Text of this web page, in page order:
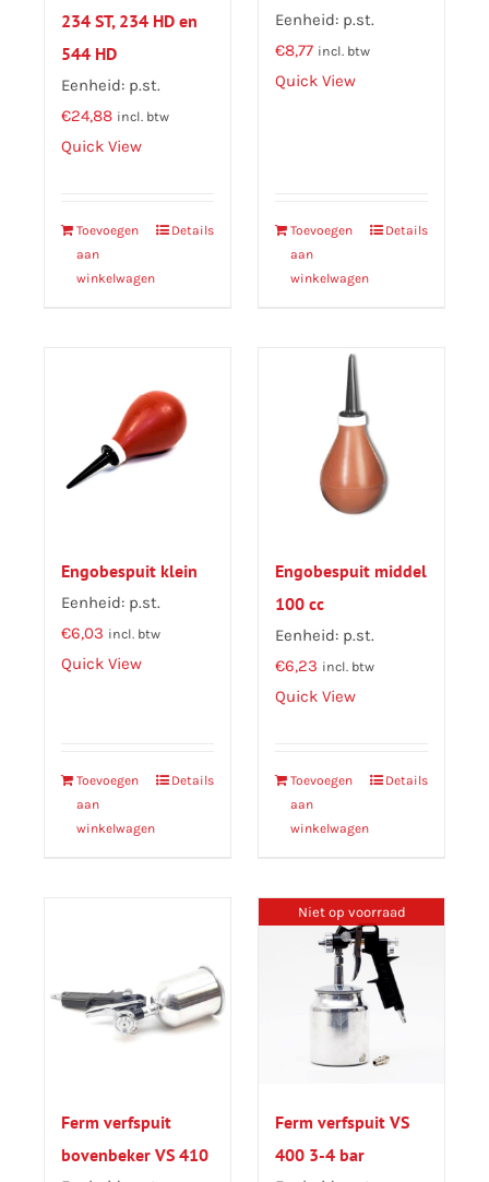
234 ST, 234 HD en
544 HD
Eenheid: p.st.
€24,88 incl. btw
Quick View
Toevoegen
aan
winkelwagen
Details
Eenheid: p.st.
€8,77 incl. btw
Quick View
Toevoegen
aan
winkelwagen
Details
Engobespuit klein
Eenheid: p.st.
€6,03 incl. btw
Quick View
Toevoegen
aan
winkelwagen
Details
Engobespuit middel
100 cc
Eenheid: p.st.
€6,23 incl. btw
Quick View
Toevoegen
aan
winkelwagen
Details
Ferm verfspuit
bovenbeker VS 410
Niet op voorraad
Ferm verfspuit VS
400 3-4 bar